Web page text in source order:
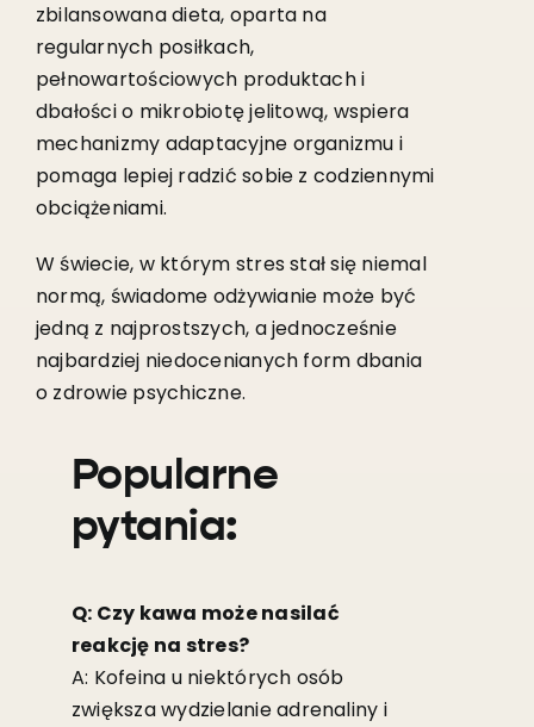
zbilansowana dieta, oparta na
regularnych posiłkach,
pełnowartościowych produktach i
dbałości o mikrobiotę jelitową, wspiera
mechanizmy adaptacyjne organizmu i
pomaga lepiej radzić sobie z codziennymi
obciążeniami.
W świecie, w którym stres stał się niemal
normą, świadome odżywianie może być
jedną z najprostszych, a jednocześnie
najbardziej niedocenianych form dbania
o zdrowie psychiczne.
Popularne
pytania:
Q: Czy kawa może nasilać
reakcję na stres?
A: Kofeina u niektórych osób
zwiększa wydzielanie adrenaliny i